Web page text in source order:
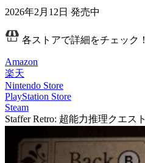
2026年2月12日 発売中
各ストアで詳細をチェック！
Amazon
楽天
Nintendo Store
PlayStation Store
Steam
Staffer Retro: 超能力推理クエスト